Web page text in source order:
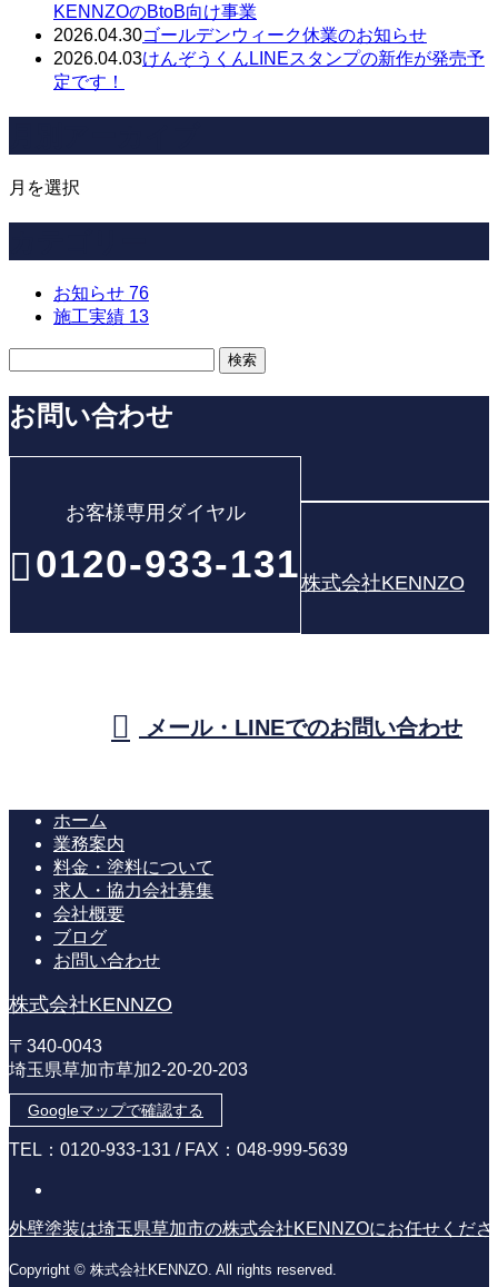
KENNZOのBtoB向け事業
2026.04.30ゴールデンウィーク休業のお知らせ
2026.04.03けんぞうくんLINEスタンプの新作が発売予
定です！
月を選択
お知らせ 76
施工実績 13
お問い合わせ
お客様専用ダイヤル
0120-933-131
メール・LINEでのお問い合わせ
株式会社KENNZO
ホーム
業務案内
料金・塗料について
求人・協力会社募集
会社概要
ブログ
お問い合わせ
株式会社KENNZO
〒340-0043
埼玉県草加市草加2-20-20-203
Googleマップで確認する
TEL：0120-933-131 / FAX：048-999-5639
外壁塗装は埼玉県草加市の株式会社KENNZOにお任せくだ
Copyright © 株式会社KENNZO. All rights reserved.